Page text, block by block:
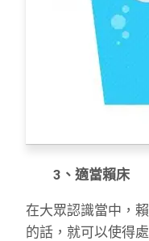
3、適當賴床
在大眾認識當中，
的話，就可以使得